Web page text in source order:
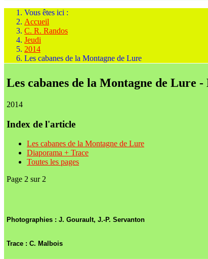
Vous êtes ici :
Accueil
C. R. Randos
Jeudi
2014
Les cabanes de la Montagne de Lure
Les cabanes de la Montagne de Lure
2014
Index de l'article
Les cabanes de la Montagne de Lure
Diaporama + Trace
Toutes les pages
Page 2 sur 2
Photographies : J. Gourault, J.-P. Servanton
Trace : C. Malbois